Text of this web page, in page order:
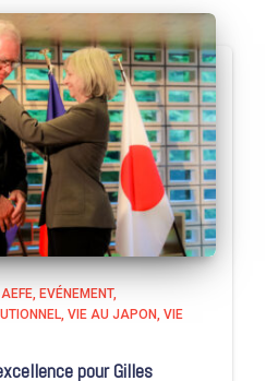
AEFE EVÉNEMENT
VIE AU JAPON VIE
pour Gilles